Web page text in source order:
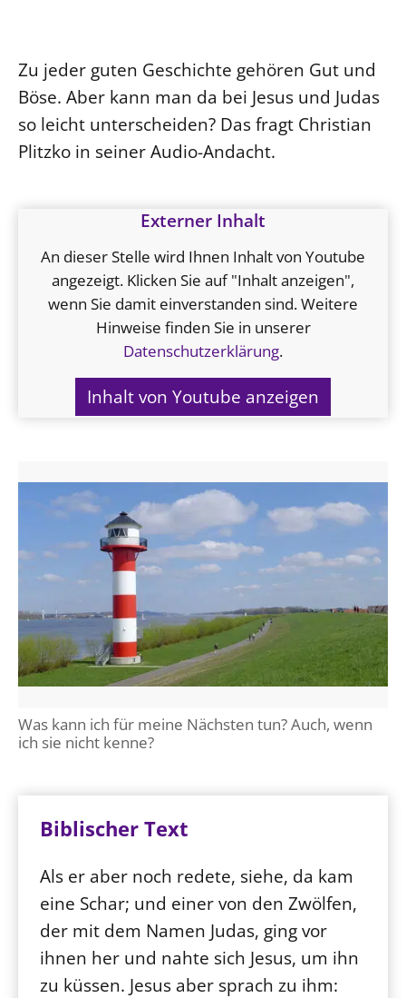
Zu jeder guten Geschichte gehören Gut und
Böse. Aber kann man da bei Jesus und Judas
so leicht unterscheiden? Das fragt Christian
Plitzko in seiner Audio-Andacht.
Externer Inhalt
An dieser Stelle wird Ihnen Inhalt von Youtube
angezeigt. Klicken Sie auf "Inhalt anzeigen",
wenn Sie damit einverstanden sind. Weitere
Hinweise finden Sie in unserer
Datenschutzerklärung.
Inhalt von Youtube anzeigen
Was kann ich für meine Nächsten tun? Auch, wenn
ich sie nicht kenne?
Biblischer Text
Als er aber noch redete, siehe, da kam
eine Schar; und einer von den Zwölfen,
der mit dem Namen Judas, ging vor
ihnen her und nahte sich Jesus, um ihn
zu küssen. Jesus aber sprach zu ihm:
Personalausschuss
LANDESKIRCHENAMT
Willkommen
Kollegium
Rechnungsprüfungsamt
Fachstelle Sexualisierte Gewalt
Beschwerdestellen
Kirchenämter
Gleichstellung
Geschäftsstelle Landessynode
Kontakt
Hintergrund
MITARBEIT
Ehrenamt
Beruf
Freie Stellen
Beschwerdestellen
Ephoralbüro
Finanzplanung
Fundraising
IT-Service
Corporate Design
Glaubensbekenntnis
Ökumene
KLIMASCHUTZ
Nachhaltigkeit
Erneuerbare Energien
Mobilität
Datenschutz
Kontakt
Barrierefreiheit
Presse
Freie Stellen